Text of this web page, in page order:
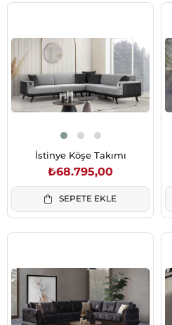
İstinye Köşe Takımı
₺68.795,00
SEPETE EKLE